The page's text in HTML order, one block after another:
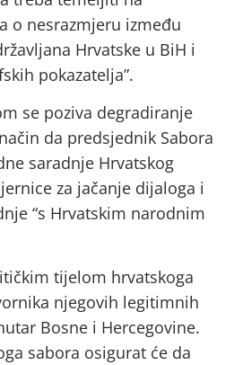
o nesrazmjeru između
Hrvatske u BiH i
pokazatelja”.
se poziva degradiranje
da predsjednik Sabora
saradnje Hrvatskog
za jačanje dijaloga i
“s Hrvatskim narodnim
tijelom hrvatskoga
njegovih legitimnih
Bosne i Hercegovine.
sabora osigurat će da